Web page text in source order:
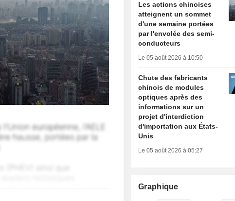
Les actions chinoises
atteignent un sommet
d'une semaine portées
par l'envolée des semi-
conducteurs
Le 05 août 2026 à 10:50
Chute des fabricants
chinois de modules
optiques après des
informations sur un
projet d'interdiction
d'importation aux États-
Unis
Le 05 août 2026 à 05:27
Graphique